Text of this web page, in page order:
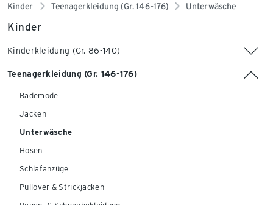
Kinder Teenagerkleidung (Gr. 146-176) Unterwäsche
Kinder
Kinderkleidung (Gr. 86-140)
Teenagerkleidung (Gr. 146-176)
Bademode
Jacken
Unterwäsche
Hosen
Schlafanzüge
Pullover & Strickjacken